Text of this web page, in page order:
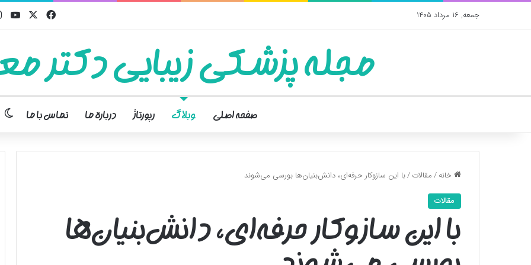
جمعه, 16 مرداد 1405 فیسبوکایکس
مجله پزشکی زیبایی دکتر
صفحه اصلی وبلاگ رپورتاژ درباره ما تماس با ما
خانه/مقالات/با این سازوکار حرفه‌ای، دانش‌بنیان‌ها بورسی می‌شوند
مقالات
با این سازوکار حرفه‌ای، دانش‌بنیان‌ها